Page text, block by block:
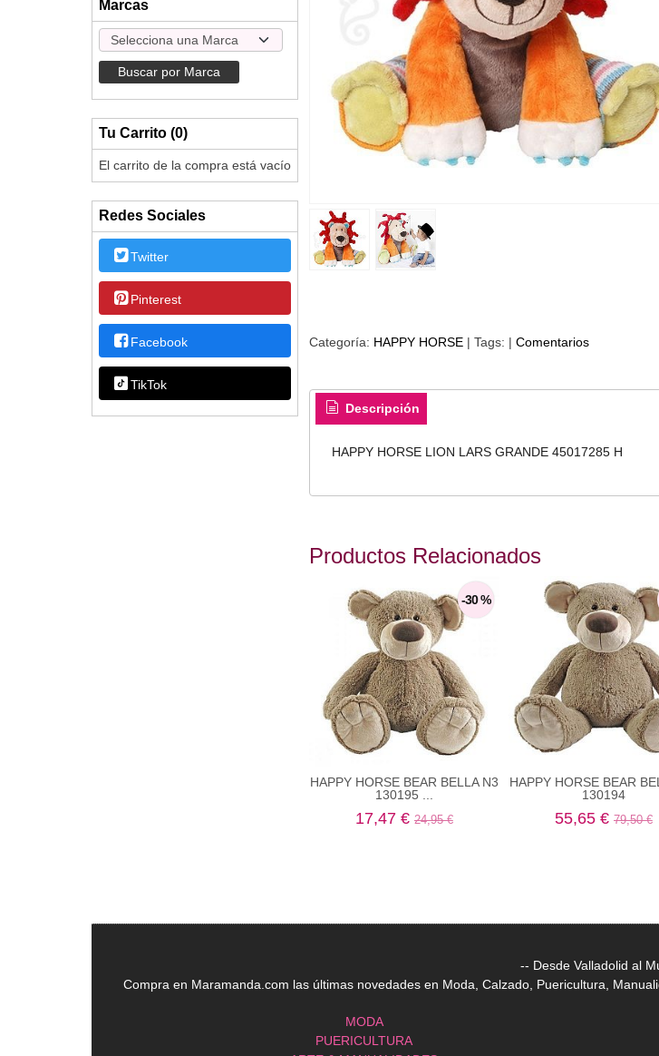
Marcas
Tu Carrito (0)
El carrito de la compra está vacío
Redes Sociales
Twitter
Pinterest
Facebook
TikTok
Categoría: HAPPY HORSE| Tags: | Comentarios
Descripción
HAPPY HORSE LION LARS GRANDE 45017285 H
Productos Relacionados
-30 %
HAPPY HORSE BEAR BELLA N3
130195 ...
17,47 € 24,95 €
HAPPY HORSE BEAR
130194
55,65 € 79,50 €
-- Desde Valladolid al
Compra en Maramanda.com las últimas novedades en Moda, Calzado, Puericultura,
MODA
PUERICULTURA